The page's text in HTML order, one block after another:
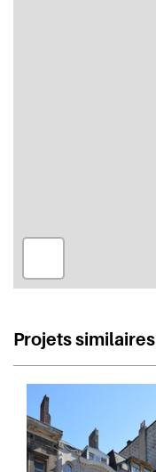
Projets similaires